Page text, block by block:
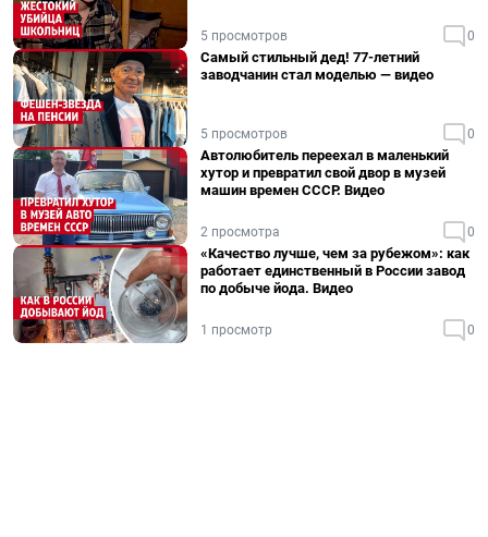
5 просмотров 0
Самый стильный дед! 77-летний
заводчанин стал моделью — видео
5 просмотров 0
Автолюбитель переехал в маленький
хутор и превратил свой двор в музей
машин времен СССР. Видео
2 просмотра 0
«Качество лучше, чем за рубежом»: как
работает единственный в России завод
по добыче йода. Видео
1 просмотр 0